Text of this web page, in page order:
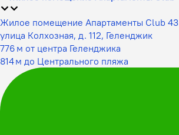
Жилое помещение Апартаменты Club 43
улица Колхозная, д. 112, Геленджик
776 м от центра Геленджика
814 м до Центрального пляжа